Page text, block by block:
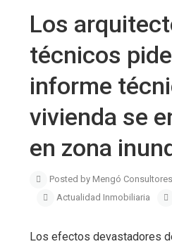
Los
técnicos
informe
vivienda se
en zona
Posted by Mengó
Actualidad Inmobiliaria
Los efectos devastadores